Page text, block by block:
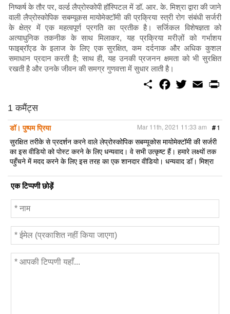
निष्कर्ष के तौर पर, वर्ल्ड लैप्रोस्कोपी हॉस्पिटल में डॉ. आर. के. मिश्रा द्वारा की जाने
वाली लैप्रोस्कोपिक सबम्यूकस मायोमेक्टॉमी की प्रक्रिया स्त्री रोग संबंधी सर्जरी
के क्षेत्र में एक महत्वपूर्ण प्रगति का प्रतीक है। सर्जिकल विशेषज्ञता को
अत्याधुनिक तकनीक के साथ मिलाकर, यह प्रक्रिया मरीज़ों को गर्भाशय
फाइब्रॉएड के इलाज के लिए एक सुरक्षित, कम दर्दनाक और अधिक कुशल
समाधान प्रदान करती है; साथ ही, यह उनकी प्रजनन क्षमता को भी सुरक्षित
रखती है और उनके जीवन की समग्र गुणवत्ता में सुधार लाती है।
S
o
o
k
w
e
r
E
m
1 कमैंट्स
डॉ। पुष्पम प्रिया
#1
Mar 11th, 2021 11:33 am
सुरक्षित तरीके से प्रदर्शन करने वाले लेप्रोस्कोपिक सबम्यूकोस मायोमेक्टॉमी की सर्जरी
का इस वीडियो को पोस्ट करने के लिए धन्यवाद। वे सभी उत्कृष्ट हैं। हमारे लक्ष्यों तक
पहुँचने में मदद करने के लिए इस तरह का एक शानदार वीडियो। धन्यवाद डॉ। मिश्रा
एक टिप्पणी छोड़ें